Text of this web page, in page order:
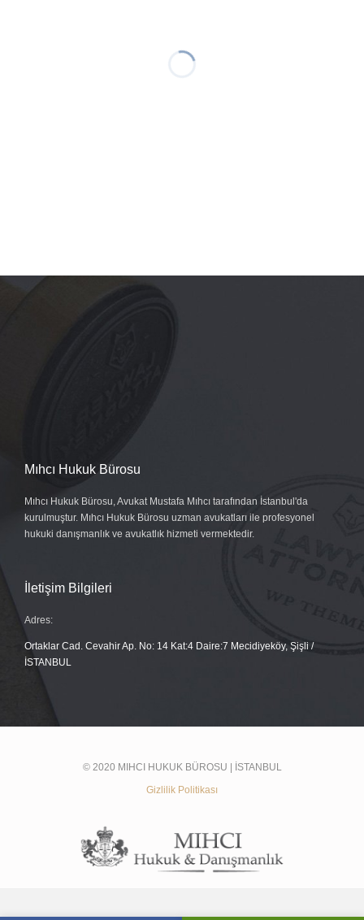
Mıhcı Hukuk Bürosu
Mıhcı Hukuk Bürosu, Avukat Mustafa Mıhcı tarafından İstanbul'da
kurulmuştur. Mıhcı Hukuk Bürosu uzman avukatları ile profesyonel
hukuki danışmanlık ve avukatlık hizmeti vermektedir.
İletişim Bilgileri
Adres:
Ortaklar Cad. Cevahir Ap. No: 14 Kat:4 Daire:7 Mecidiyeköy, Şişli /
İSTANBUL
© 2020 MIHCI HUKUK BÜROSU | İSTANBUL
Gizlilik Politikası